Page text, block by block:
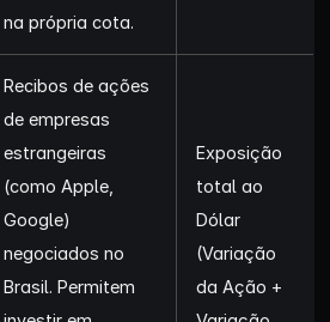
na própria cota.
Recibos de ações
de empresas
estrangeiras
(como Apple,
Google)
negociados no
Brasil. Permitem
Exposição
total ao
Dólar
(Variação
da Ação +